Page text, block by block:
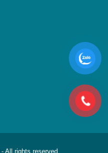
- All rights reserved.